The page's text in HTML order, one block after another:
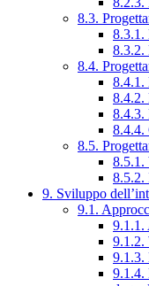
8.3.
8.3.1.
8.3.2.
8.4.
8.4.1.
8.4.2.
8.4.3.
8.4.4.
8.5.
8.5.1.
8.5.2.
9. Sviluppo
9.1.
9.1.1.
9.1.2.
9.1.3.
9.1.4.